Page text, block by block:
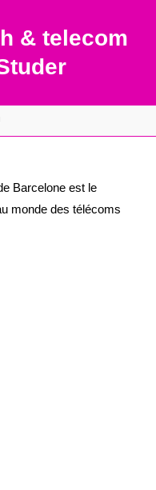
& telecom
Barcelone est le
monde des télécoms